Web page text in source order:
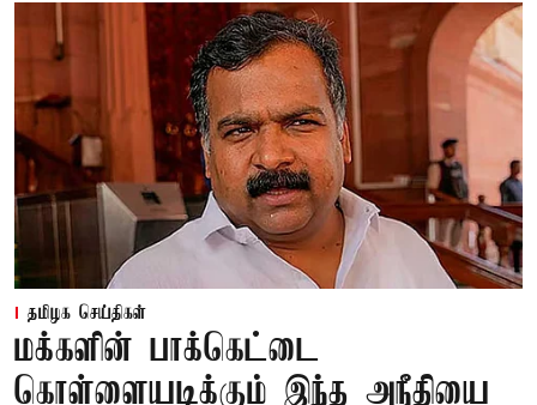
தமிழக செய்திகள்
மக்களின் பாக்கெட்டை
கொள்ளையடிக்கும் இந்த அநீதியை